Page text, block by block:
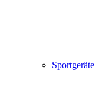
Sportgeräte